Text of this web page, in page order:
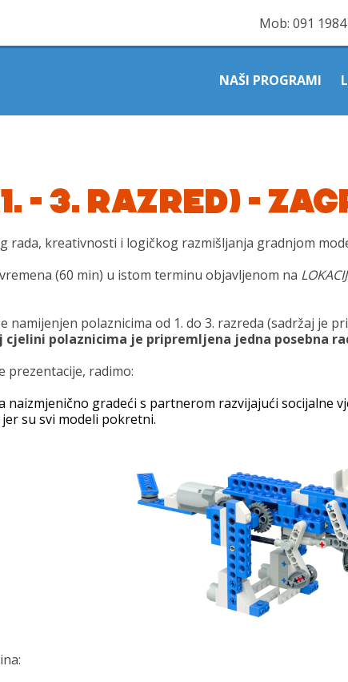
Mob: 091
NAŠI PROGRAMI
– 3. RAZRED) –
kreativnosti i logičkog razmišljanja gradnjom
(60 min) u istom terminu objavljenom na
namijenjen polaznicima od 1. do 3. razreda (sadržaj je
cjelini polaznicima je pripremljena jedna posebna
prezentacije, radimo:
naizmjenično gradeći s partnerom razvijajući socijalne
su svi modeli pokretni.